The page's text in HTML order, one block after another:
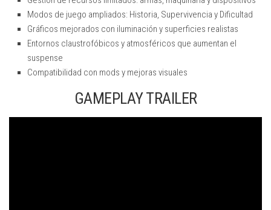
Modos de juego ampliados: Historia, Supervivencia y Dificultad
Gráficos mejorados con iluminación y superficies realistas
Entornos claustrofóbicos y atmosféricos que aumentan el
suspense
Compatibilidad con mods y mejoras visuales
GAMEPLAY TRAILER